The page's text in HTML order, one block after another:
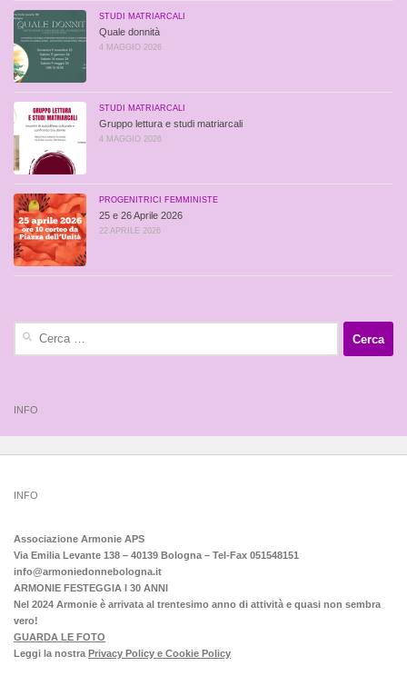
STUDI MATRIARCALI
Quale donnità
4 MAGGIO 2026
STUDI MATRIARCALI
Gruppo lettura e studi matriarcali
4 MAGGIO 2026
PROGENITRICI FEMMINISTE
25 e 26 Aprile 2026
22 APRILE 2026
INFO
INFO
Associazione Armonie APS
Via Emilia Levante 138 – 40139 Bologna – Tel-Fax 051548151
info@armoniedonnebologna.it
ARMONIE FESTEGGIA I 30 ANNI
Nel 2024 Armonie è arrivata al trentesimo anno di attività e quasi non sembra
vero!
GUARDA LE FOTO
Leggi la nostra Privacy Policy e Cookie Policy